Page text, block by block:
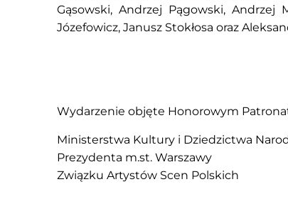
Gąsowski, Andrzej Pągowski, Andrzej
Józefowicz, Janusz Stokłosa oraz
Wydarzenie objęte Honorowym
Ministerstwa Kultury i Dziedzictwa
Prezydenta m.st. Warszawy
Związku Artystów Scen Polskich